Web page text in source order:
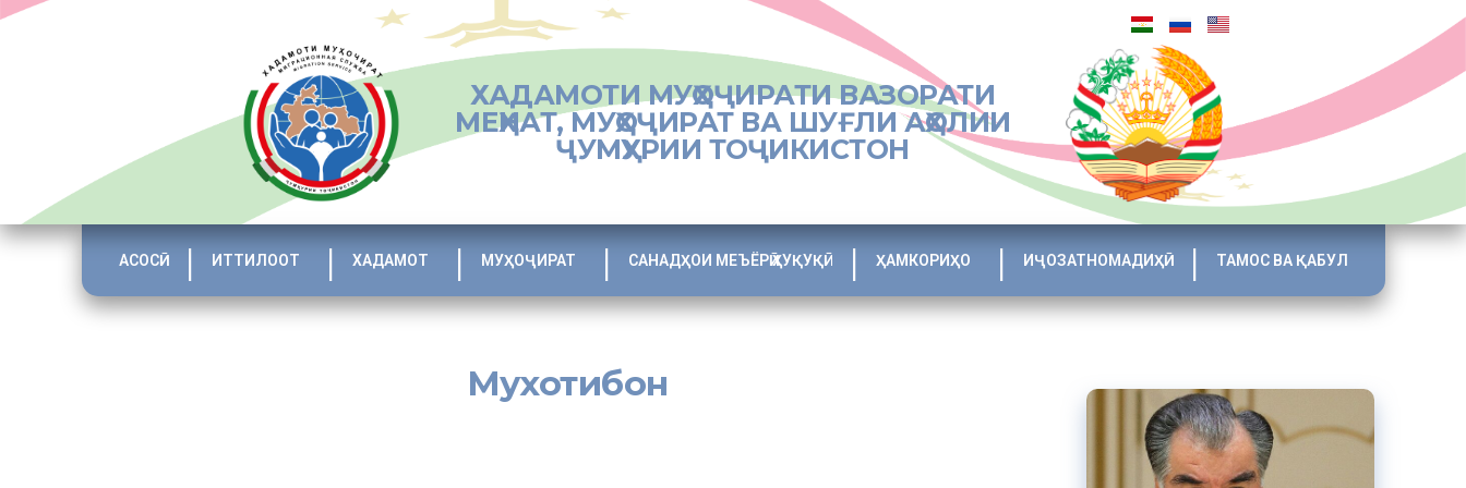
ХАДАМОТИ МУҲОҶИРАТИ ВАЗОРАТИ
МЕҲНАТ, МУҲОҶИРАТ ВА ШУҒЛИ АҲОЛИИ
ҶУМҲУРИИ ТОҶИКИСТОН
АСОСӢ ИТТИЛООТ ХАДАМОТ МУҲОҶИРАТ САНАДҲОИ МЕЪЁРӢ ҲУҚУҚӢ ҲАМКОРИҲО ИҶОЗАТНОМАДИҲӢ ТАМОС ВА ҚАБУЛ
Мухотибон